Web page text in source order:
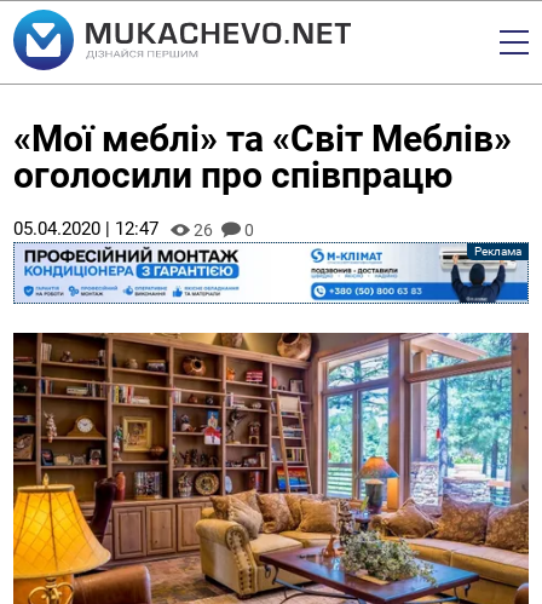
«Мої меблі» та «Світ Меблів»
оголосили про співпрацю
05.04.2020 | 12:47 26 0